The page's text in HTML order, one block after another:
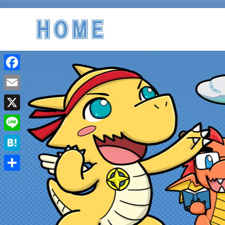
Facebook
Email
X
Line
Hatena